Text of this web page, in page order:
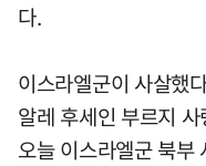
다.
이스라엘군이 사살했
알레 후세인 부르지
오늘 이스라엘군 북부